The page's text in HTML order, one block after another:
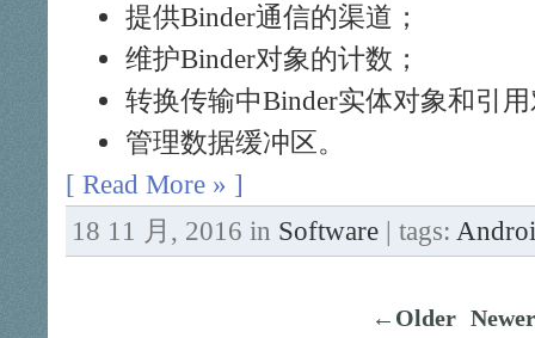
提供Binder通信的渠道；
维护Binder对象的计数；
转换传输中Binder实体对象和引
管理数据缓冲区。
[ Read More » ]
18 11 月, 2016 in Software | tags:
←Older